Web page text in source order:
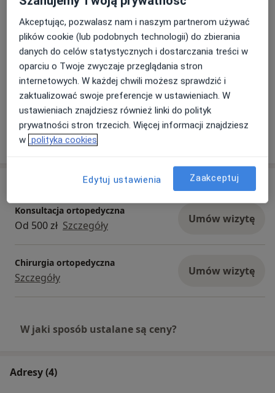
licznych staży i kursów międzynarodowych
w wiodących ośrodkach ortopedycznych m.in.
w Holandii, Belgii, Szwecji, Szwajcarii, Finlandii, Francji,
Wielkiej Brytanii, Niemczech, Austrii i USA. W latach
2005–2008 byłem członkiem Międzynarodowej Rady
Innowacyjności firmy Stryker, współtworząc kierunki
rozwoju technologii ortopedycznych.
Zobacz galerię (9)
Konsultacja ortopedyczna
Od 500 zł Szczegóły Umów wizytę
Chirurgia ortopedyczna
Szczegóły Umów wizytę
W jaki sposób ustalane są ceny?
Adresy (4)
Akceptując, pozwalasz nam i naszym partnerom używać
plików cookie (lub podobnych technologii) do zbierania
danych do celów statystycznych i dostarczania treści w
oparciu o Twoje zwyczaje przeglądania stron
internetowych. W każdej chwili możesz sprawdzić i
zaktualizować swoje preferencje w ustawieniach. W
ustawieniach znajdziesz również linki do polityk
prywatności stron trzecich. Więcej informacji znajdziesz
w polityka cookies
Edytuj ustawienia Zaakceptuj